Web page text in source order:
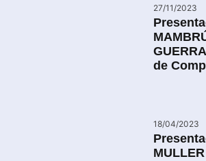
27/11/2023
de
18/04/2023